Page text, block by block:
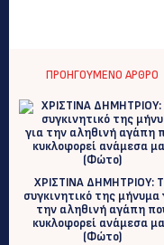
ΠΡΟΗΓΟΎΜΕΝΟ ΆΡΘΡΟ
ΧΡΙΣΤΙΝΑ ΔΗΜΗΤΡΙΟΥ:
συγκινητικό της μήνυμα
την αληθινή αγάπη
κυκλοφορεί ανάμεσα
(Φώτο)